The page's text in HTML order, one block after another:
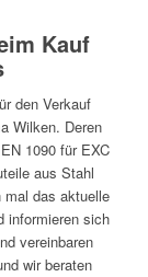
Kauf
den Verkauf
Wilken. Deren
1090 für EXC
aus Stahl
das aktuelle
informieren sich
vereinbaren
wir beraten